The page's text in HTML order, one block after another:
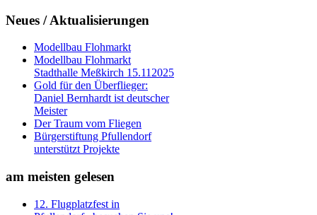
Neues / Aktualisierungen
Modellbau Flohmarkt
Modellbau Flohmarkt
Stadthalle Meßkirch 15.112025
Gold für den Überflieger:
Daniel Bernhardt ist deutscher
Meister
Der Traum vom Fliegen
Bürgerstiftung Pfullendorf
unterstützt Projekte
am meisten gelesen
12. Flugplatzfest in